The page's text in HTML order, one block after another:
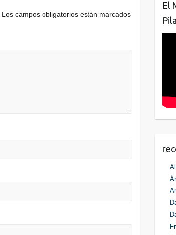
Los campos obligatorios están marcados
El